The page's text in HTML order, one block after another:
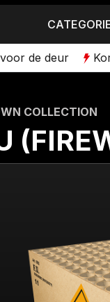
de deur
COLLECTION